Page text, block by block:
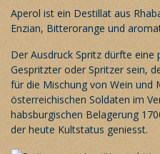
Aperol ist ein Destillat aus
Enzian, Bitterorange und
Der Ausdruck Spritz dürfte eine
Gespritzter oder Spritzer sein,
für die Mischung von Wein und
österreichischen Soldaten im
habsburgischen Belagerung
der heute Kultstatus geniesst.